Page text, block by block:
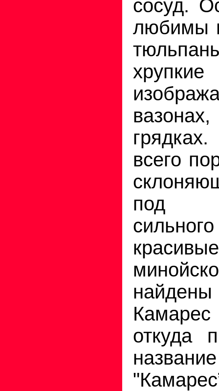
сосуд.
любимы
всего
под
откуда